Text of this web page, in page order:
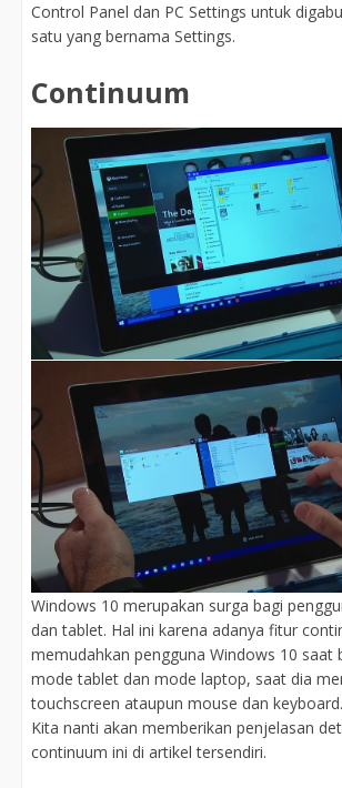
Control Panel dan PC Settings untuk
satu yang bernama Settings.
Continuum
Windows 10 merupakan surga bagi
dan tablet. Hal ini karena adanya fitur
memudahkan pengguna Windows 10 saat
mode tablet dan mode laptop, saat dia
touchscreen ataupun mouse dan keyboard.
Kita nanti akan memberikan penjelasan
continuum ini di artikel tersendiri.